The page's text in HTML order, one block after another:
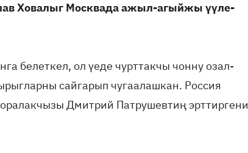
Ховалыг Москвада ажыл-агыйжы үүле-
белеткел, ол үеде чурттакчы чонну озал-
сайгарып чугаалашкан. Россия
Дмитрий Патрушевтиң эрттиргени